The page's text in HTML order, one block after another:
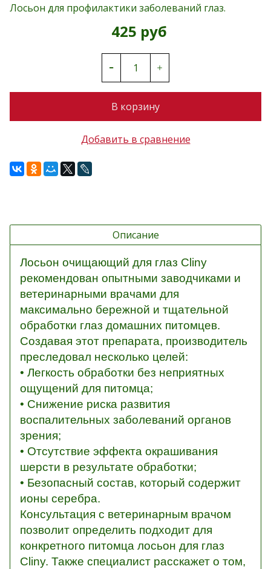
Лосьон для профилактики заболеваний глаз.
425 руб
В корзину
Добавить в сравнение
Описание
Лосьон очищающий для глаз Cliny
рекомендован опытными заводчиками и
ветеринарными врачами для
максимально бережной и тщательной
обработки глаз домашних питомцев.
Создавая этот препарата, производитель
преследовал несколько целей:
• Легкость обработки без неприятных
ощущений для питомца;
• Снижение риска развития
воспалительных заболеваний органов
зрения;
• Отсутствие эффекта окрашивания
шерсти в результате обработки;
• Безопасный состав, который содержит
ионы серебра.
Консультация с ветеринарным врачом
позволит определить подходит для
конкретного питомца лосьон для глаз
Cliny. Также специалист расскажет о том,